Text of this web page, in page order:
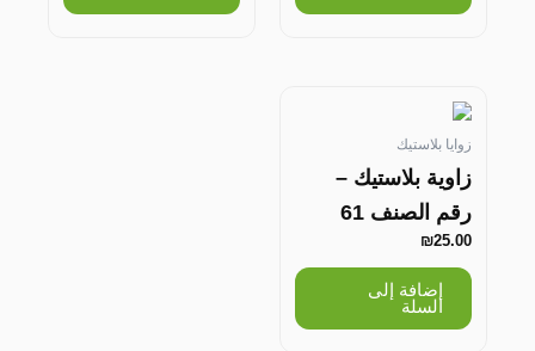
زوايا بلاستيك
زاوية بلاستيك –
رقم الصنف 61
₪25.00
إضافة إلى
السلة